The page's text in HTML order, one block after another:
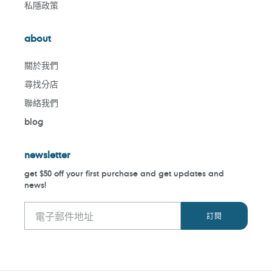
私隱政策
about
關於我們
尋找分店
聯絡我們
blog
newsletter
get $50 off your first purchase and get updates and
news!